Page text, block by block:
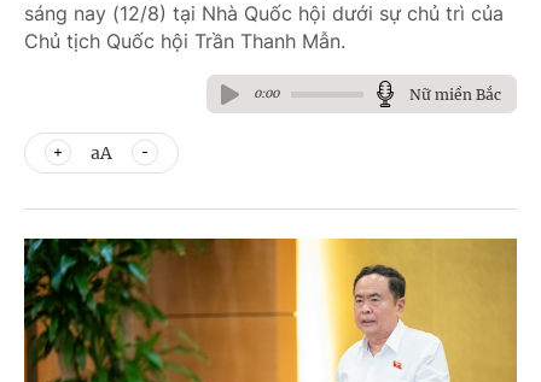
sáng nay (12/8) tại Nhà Quốc hội dưới sự chủ trì của
Chủ tịch Quốc hội Trần Thanh Mẫn.
0:00 Nữ miền Bắc
aA